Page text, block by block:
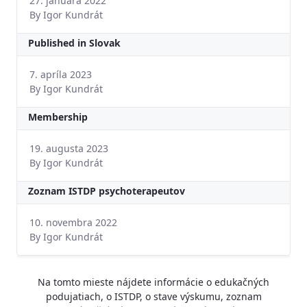
Na tomto mieste nájdete informácie o edukačných
podujatiach, o ISTDP, o stave výskumu, zoznam
By Igor Kundrát
Published in Slovak
7. apríla 2023
By Igor Kundrát
Membership
19. augusta 2023
By Igor Kundrát
Zoznam ISTDP psychoterapeutov
10. novembra 2022
By Igor Kundrát